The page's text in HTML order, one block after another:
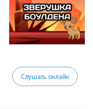
Слушать онлайн